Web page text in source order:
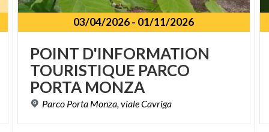
03/04/2026- 01/11/2026
POINT D'INFORMATION
TOURISTIQUE PARCO
PORTA MONZA
Parco Porta Monza,vialeCavriga